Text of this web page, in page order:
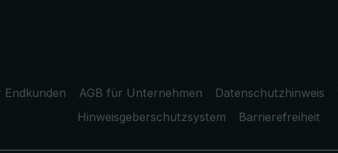
Endkunden AGB für Unternehmen Datenschutzhinweis
Hinweisgeberschutzsystem
Barrierefreiheit